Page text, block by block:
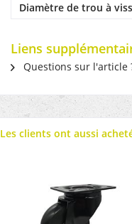
Diamètre de trou à
Liens
Questions sur l'article
Les clients ont aussi